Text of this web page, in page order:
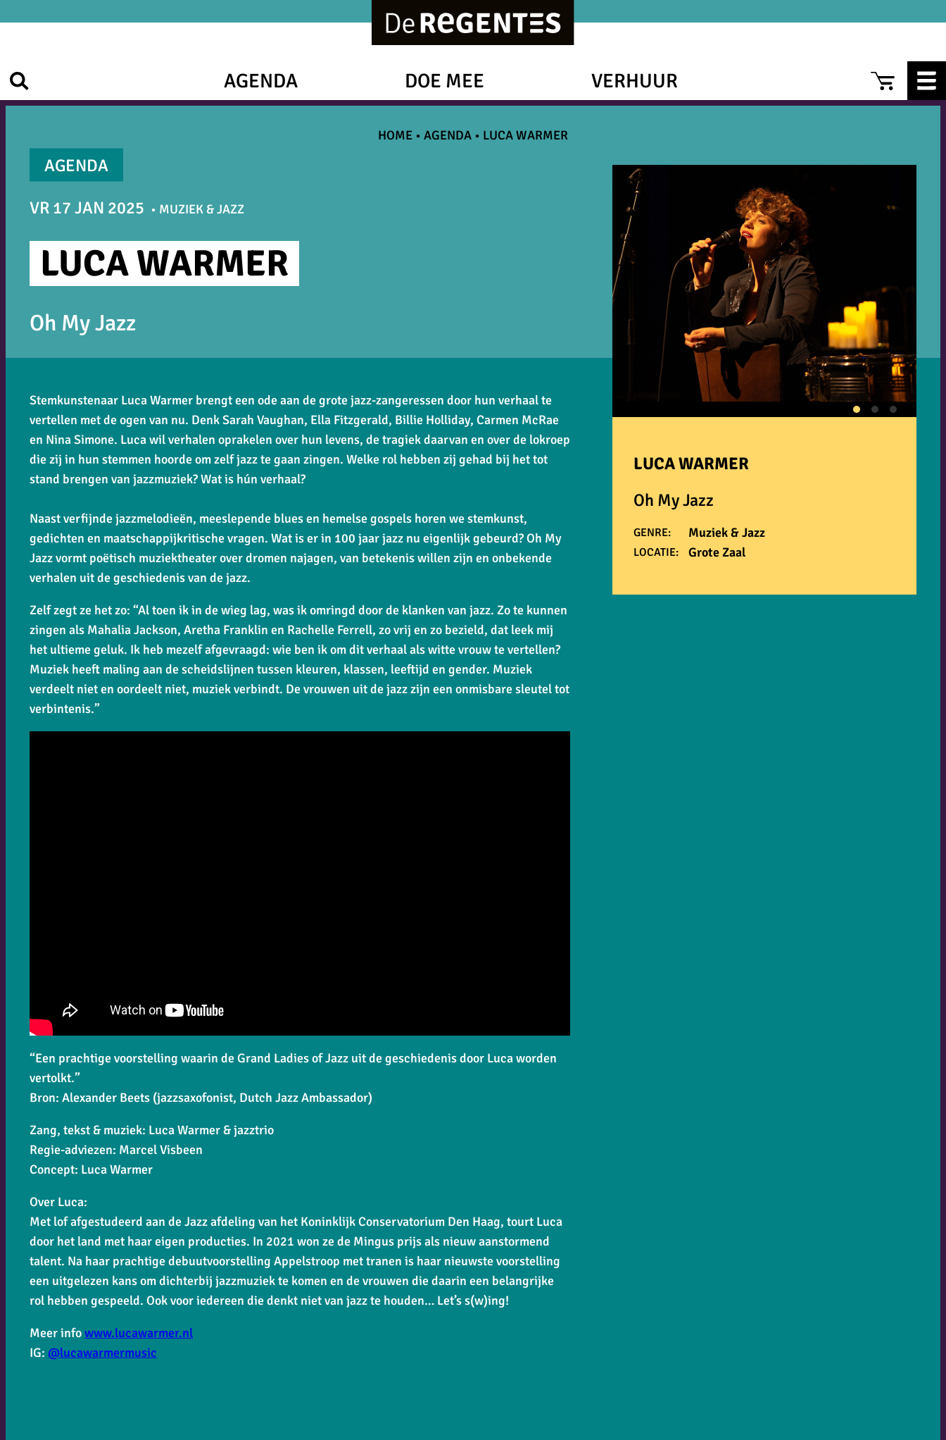
inhoud
AGENDA DOE MEE VERHUUR
HOME • AGENDA • LUCA WARMER
AGENDA
VR 17 JAN 2025 MUZIEK & JAZZ
LUCA WARMER
Oh My Jazz
Stemkunstenaar Luca Warmer brengt een ode aan de grote jazz-zangeressen door hun verhaal te
vertellen met de ogen van nu. Denk Sarah Vaughan, Ella Fitzgerald, Billie Holliday, Carmen McRae
en Nina Simone. Luca wil verhalen oprakelen over hun levens, de tragiek daarvan en over de lokroep
die zij in hun stemmen hoorde om zelf jazz te gaan zingen. Welke rol hebben zij gehad bij het tot
stand brengen van jazzmuziek? Wat is hún verhaal?
Naast verfijnde jazzmelodieën, meeslepende blues en hemelse gospels horen we stemkunst,
gedichten en maatschappijkritische vragen. Wat is er in 100 jaar jazz nu eigenlijk gebeurd?Oh My
Jazzvormt poëtisch muziektheater over dromen najagen, van betekenis willen zijn en onbekende
verhalen uit de geschiedenis van de jazz.
Zelf zegt ze het zo: “Al toen ik in de wieg lag, was ik omringd door de klanken van jazz. Zo te kunnen
zingen als Mahalia Jackson, Aretha Franklin en Rachelle Ferrell, zo vrij en zo bezield, dat leek mij
het ultieme geluk. Ik heb mezelf afgevraagd: wie ben ik om dit verhaal als witte vrouw te vertellen?
Muziek heeft maling aan de scheidslijnen tussen kleuren, klassen, leeftijd en gender. Muziek
verdeelt niet en oordeelt niet, muziek verbindt. De vrouwen uit de jazz zijn een onmisbare sleutel tot
verbintenis.”
“Een prachtige voorstelling waarin de Grand Ladies of Jazz uit de geschiedenis door Lucaworden
vertolkt.”
Bron: Alexander Beets (jazzsaxofonist, Dutch Jazz Ambassador)
Zang, tekst & muziek: Luca Warmer & jazztrio
Regie-adviezen: Marcel Visbeen
Concept: Luca Warmer
Over Luca:
Met lof afgestudeerd aan de Jazz afdeling van het Koninklijk Conservatorium Den Haag, tourt Luca
door het land met haar eigen producties. In 2021 won ze de Mingus prijs als nieuw aanstormend
talent. Na haar prachtige debuutvoorstelling Appelstroop met tranen is haar nieuwste voorstelling
een uitgelezen kans om dichterbij jazzmuziek te komen en de vrouwen die daarin een belangrijke
rol hebben gespeeld. Ook voor iedereen die denkt niet van jazz te houden… Let’s s(w)ing!
Meer infowww.lucawarmer.nl
IG: @lucawarmermusic
LUCA WARMER
Oh My Jazz
GENRE: Muziek & Jazz
LOCATIE: Grote Zaal